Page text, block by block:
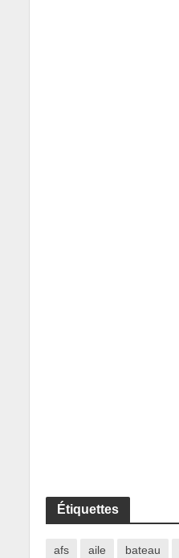
Étiquettes
afs aile bateau